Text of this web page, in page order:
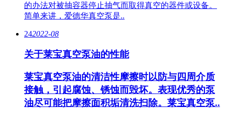
的办法对被抽容器停止抽气而取得真空的器件或设备。
简单来讲，爱德华真空泵是..
242022-08
关于莱宝真空泵油的性能
莱宝真空泵油的清洁性摩擦时以防与四周介质
接触，引起腐蚀、锈蚀而毁坏。表现优秀的泵
油尽可能把摩擦面积垢清洗扫除。莱宝真空泵..